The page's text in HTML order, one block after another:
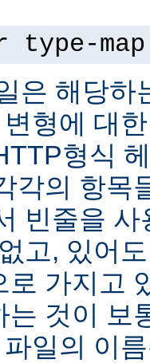
type-
은 해당하
형에 대
형식
각의 항목
빈줄을
고, 있어
로 가지고
는 것이 보
파일의 이